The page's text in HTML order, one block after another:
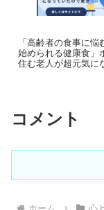
「高齢者の食事に
始められる健康食」
住む老人が超元気に
コメント